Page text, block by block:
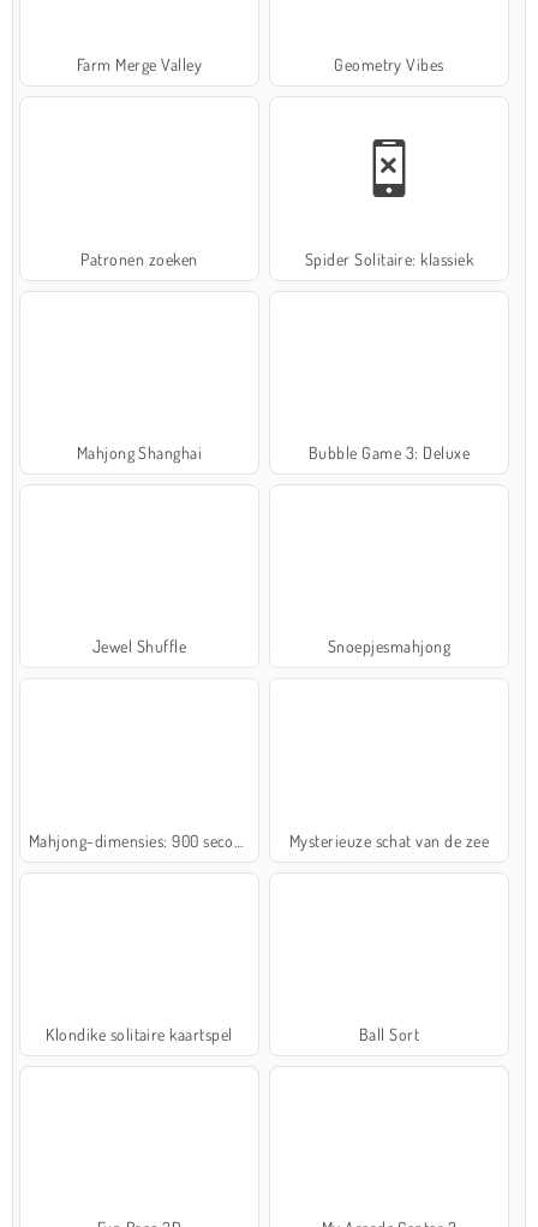
Farm Merge Valley Geometry Vibes
Patronen zoeken Spider Solitaire: klassiek
Mahjong Shanghai Bubble Game 3: Deluxe
Jewel Shuffle Snoepjesmahjong
Mysterieuze schat van de zee
Klondike solitaire kaartspel Ball Sort